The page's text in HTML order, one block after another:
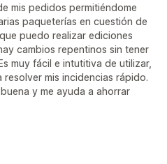
mis pedidos permitiéndome
paqueterías en cuestión de
puedo realizar ediciones
cambios repentinos sin tener
muy fácil e intutitiva de utilizar,
mis incidencias rápido.
y me ayuda a ahorrar